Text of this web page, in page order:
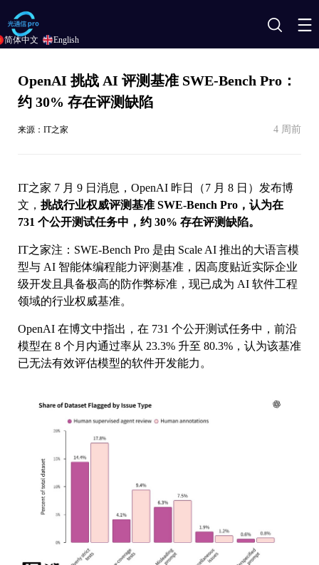
搜
OpenAI 挑战 AI 评测基准 SWE-Bench Pro：
约 30% 存在评测缺陷
来源：IT之家 4 周前
IT之家 7 月 9 日消息，OpenAI 昨日（7 月 8 日）发布博
文， 挑战行业权威评测基准 SWE-Bench Pro，认为在
731 个公开测试任务中，约 30% 存在评测缺陷。
IT之家注：SWE-Bench Pro 是由 Scale AI 推出的大语言模
型与 AI 智能体编程能力评测基准，因高度贴近实际企业
级开发且具备极高的防作弊标准，现已成为 AI 软件工程
领域的行业权威基准。
OpenAI 在博文中指出，在 731 个公开测试任务中，前沿
模型在 8 个月内通过率从 23.3% 升至 80.3%，认为该基准
已无法有效评估模型的软件开发能力。
简体中文 English